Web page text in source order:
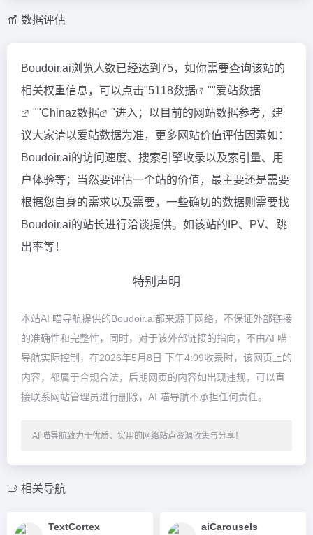
数据评估
Boudoir.ai浏览人数已经达到75，如你需要查询该站的
相关权重信息，可以点击"5118数据 ""爱站数据
""Chinaz数据
"进入；以目前的网站数据参考，建
议大家请以爱站数据为准，更多网站价值评估因素如：
Boudoir.ai的访问速度、搜索引擎收录以及索引量、用
户体验等；当然要评估一个站的价值，最主要还是需要
根据您自身的需求以及需要，一些确切的数据则需要找
Boudoir.ai的站长进行洽谈提供。如该站的IP、PV、跳
出率等！
特别声明
本站AI 喵导航提供的Boudoir.ai都来源于网络，不保证外部链接
的准确性和完整性，同时，对于该外部链接的指向，不由AI 喵
导航实际控制，在2026年5月8日 下午4:09收录时，该网页上的
内容，都属于合规合法，后期网页的内容如出现违规，可以直
接联系网站管理员进行删除，AI 喵导航不承担任何责任。
AI 喵导航致力于优质、实用的网络站点资源收集与分享！
相关导航
TextCortex aiCarousels